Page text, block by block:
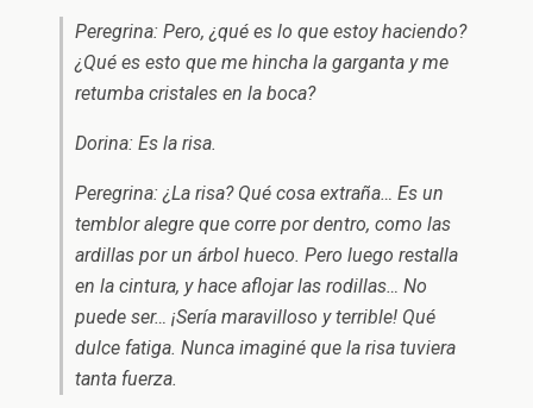
Peregrina: Pero, ¿qué es lo que estoy haciendo?
¿Qué es esto que me hincha la garganta y me
retumba cristales en la boca?
Dorina: Es la risa.
Peregrina: ¿La risa? Qué cosa extraña… Es un
temblor alegre que corre por dentro, como las
ardillas por un árbol hueco. Pero luego restalla
en la cintura, y hace aflojar las rodillas… No
puede ser… ¡Sería maravilloso y terrible! Qué
dulce fatiga. Nunca imaginé que la risa tuviera
tanta fuerza.